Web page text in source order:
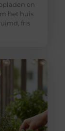
en
het huis
fris